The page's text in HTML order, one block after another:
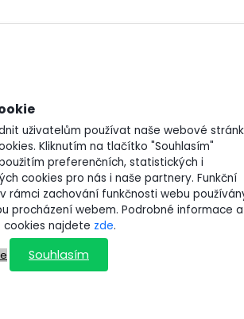
uživatelům používat naše webové
Kliknutím na tlačítko "Souhlasím"
preferenčních, statistických i
cookies pro nás i naše partnery. Funkční
rámci zachování funkčnosti webu
procházení webem. Podrobné informace a
najdete zde.
Souhlasím